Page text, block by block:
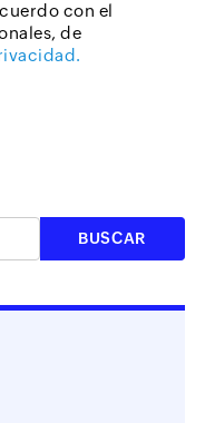
con el
de